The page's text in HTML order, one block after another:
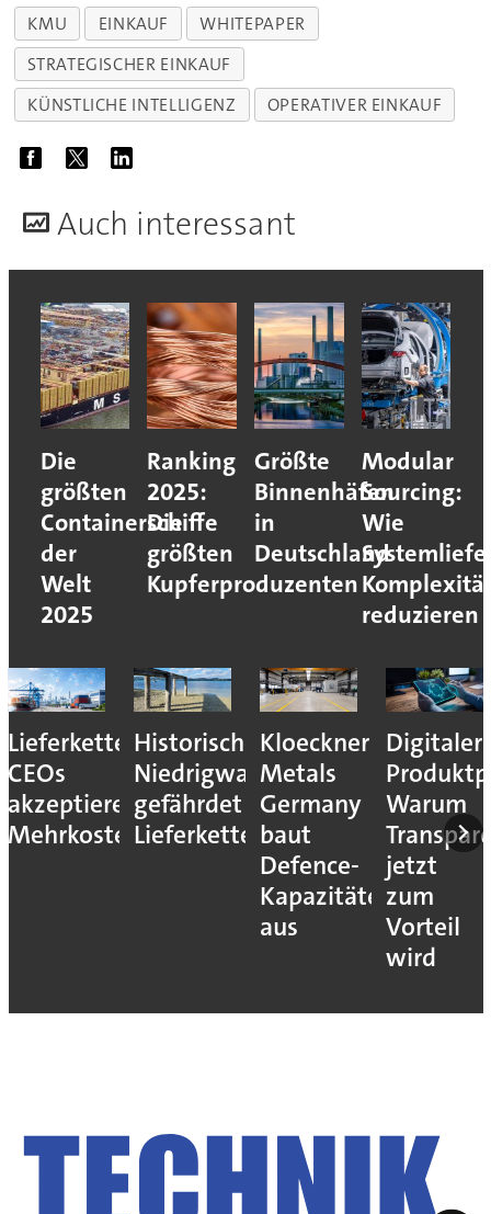
KMU EINKAUF
WHITEPAPER
STRATEGISCHER EINKAUF
KÜNSTLICHE INTELLIGENZ
OPERATIVER EINKAUF
Auch interessant
Die
größten
Containerschiffe
der
Welt
2025
Ranking
2025:
Die
größten
Kupferproduzenten
Größte
Binnenhäfen
in
Deutschland
Modular
Sourcing:
Wie
reduzieren
Lieferkettenresilienz:
CEOs
akzeptieren
Mehrkosten
Historisches
Niedrigwasser
gefährdet
Lieferketten
Kloeckner
Metals
Germany
baut
Defence-
Kapazitäten
aus
Digitaler
Warum
jetzt
zum
Vorteil
wird